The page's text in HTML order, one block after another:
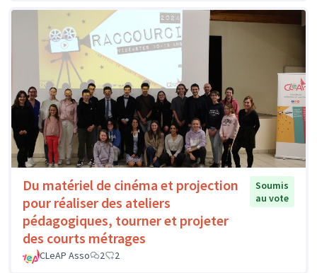
Du matériel de cinéma et projection
pour réaliser des ateliers
pédagogiques, tourner et projeter
des courts métrages
Soumis
au vote
CLeAP Asso 2 2